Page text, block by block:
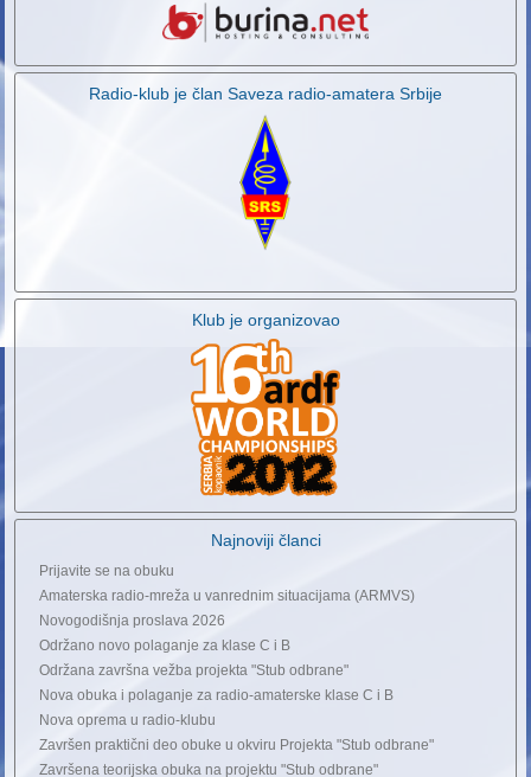
Radio-klub je član Saveza radio-amatera Srbije
Klub je organizovao
Najnoviji članci
Prijavite se na obuku
Amaterska radio-mreža u vanrednim situacijama (ARMVS)
Novogodišnja proslava 2026
Održano novo polaganje za klase C i B
Održana završna vežba projekta "Stub odbrane"
Nova obuka i polaganje za radio-amaterske klase C i B
Nova oprema u radio-klubu
Završen praktični deo obuke u okviru Projekta "Stub odbrane"
Završena teorijska obuka na projektu "Stub odbrane"